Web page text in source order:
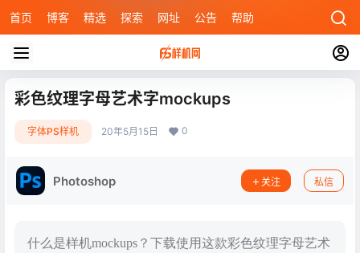
首页 博客 精选 探索 网址 公告 帮助
彩色纹理字母艺术字mockups
字体PS样机 20年5月15日 0
Photoshop 关注 私信
什么是样机mockups？下载使用这款彩色纹理字母艺术